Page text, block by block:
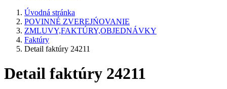
Úvodná stránka
POVINNÉ ZVEREJŃOVANIE
ZMLUVY,FAKTÚRY,OBJEDNÁVKY
Faktúry
Detail faktúry 24211
Detail faktúry 24211